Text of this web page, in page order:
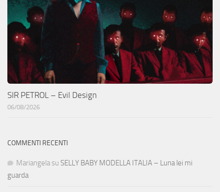
SIR PETROL – Evil Design
06/08/2026
COMMENTI RECENTI
Mariangela su SELLY BABY MODELLA ITALIA – Luna lei mi
guarda